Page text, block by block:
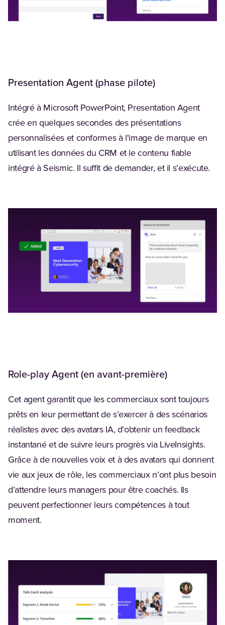
Presentation Agent (phase pilote)
Intégré à Microsoft PowerPoint, Presentation Agent
crée en quelques secondes des présentations
personnalisées et conformes à l'image de marque en
utilisant les données du CRM et le contenu fiable
intégré à Seismic. Il suffit de demander, et il s’exécute.
Role-play Agent (en avant-première)
Cet agent garantit que les commerciaux sont toujours
prêts en leur permettant de s’exercer à des scénarios
réalistes avec des avatars IA, d’obtenir un feedback
instantané et de suivre leurs progrès via LiveInsights.
Grâce à de nouvelles voix et à des avatars qui donnent
vie aux jeux de rôle, les commerciaux n’ont plus besoin
d’attendre leurs managers pour être coachés. Ils
peuvent perfectionner leurs compétences à tout
moment.